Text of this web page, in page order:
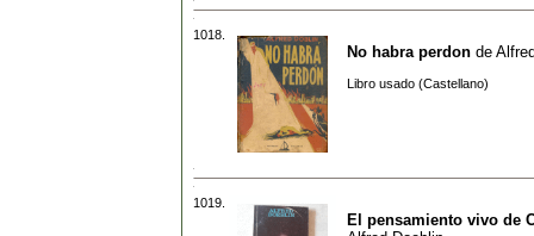
1018.
No habra perdon de
Libro usado (Castellano)
1019.
El pensamiento vivo de